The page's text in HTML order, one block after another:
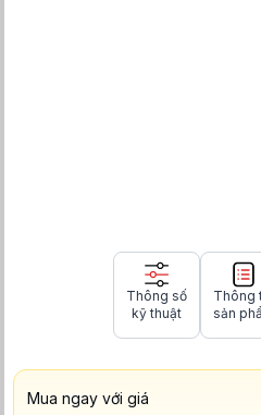
Thông số
kỹ thuật
Thông
sản
Mua ngay với giá